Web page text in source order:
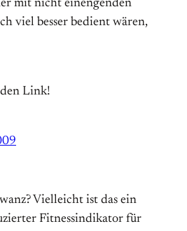
mit nicht einengenden
viel besser bedient wären,
Link!
Vielleicht ist das ein
Fitnessindikator für